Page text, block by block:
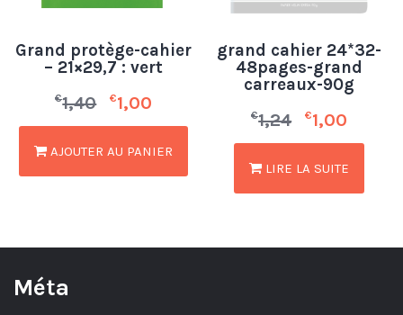
Grand protège-cahier
– 21×29,7 : vert
€1,40 €1,00
AJOUTER AU PANIER
grand cahier 24*32-
48pages-grand
carreaux-90g
€1,24 €1,00
LIRE LA SUITE
Méta